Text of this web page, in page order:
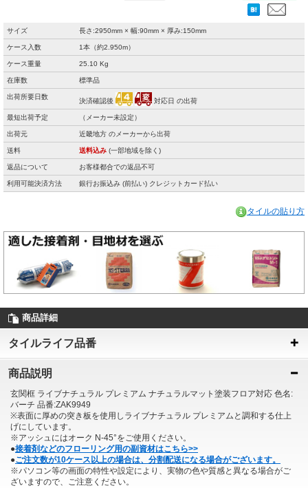
サイズ 長さ:2950mm × 幅:90mm × 厚み:150mm
ケース入数 1本（約2.950m）
ケース重量 25.10 Kg
在庫数 標準品
出荷所要日数
決済確認後 対応日 の出荷
最短出荷予定 （メーカー未設定）
出荷元 近畿地方 のメーカーから出荷
送料 送料込み (一部地域を除く)
返品について お客様都合での返品不可
利用可能決済方法 銀行お振込み (前払い) クレジットカード払い
タイルの貼り方
商品詳細
タイルライフ品番
商品説明
玄関框 ライブナチュラル プレミアム ナチュラルマット塗装フロア対応 色名:
バーチ 品番:ZAK9949
※表面に厚めの突き板を使用しライブナチュラル プレミアムと調和する仕上
げにしています。
※アッシュにはオーク N-45°をご使用ください。
●接着剤などのフローリング用の副資材はこちら>>
●ご注文数が10ケース以上の場合は、分割配送になる場合がございます。
※パソコン等の画面の特性や設定により、実物の色や質感と異なる場合がご
ざいますので、ご注意ください。